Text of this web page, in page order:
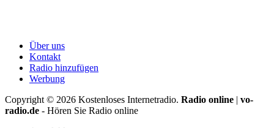
Über uns
Kontakt
Radio hinzufügen
Werbung
Copyright © 2026 Kostenloses Internetradio. Radio online | vo-
radio.de - Hören Sie Radio online